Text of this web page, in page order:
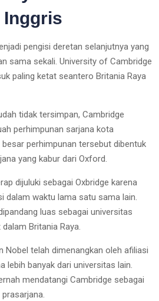
Inggris
pengisi deretan selanjutnya yang
sama sekali. University of Cambridge
paling ketat seantero Britania Raya
tidak tersimpan, Cambridge
perhimpunan sarjana kota
perhimpunan tersebut dibentuk
yang kabur dari Oxford.
dijuluki sebagai Oxbridge karena
dalam waktu lama satu sama lain.
luas sebagai universitas
Britania Raya.
Nobel telah dimenangkan oleh afiliasi
lebih banyak dari universitas lain.
mendatangi Cambridge sebagai